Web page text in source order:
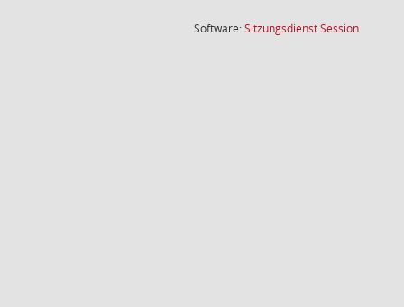
Software:SitzungsdienstSession(Wird in